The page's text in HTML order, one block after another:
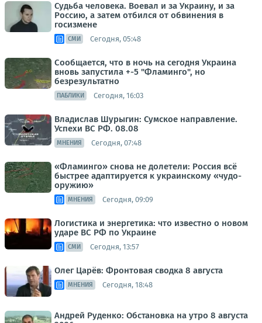
Судьба человека. Воевал и за Украину, и за
Россию, а затем отбился от обвинения в
госизмене
СМИ Сегодня, 05:48
Сообщается, что в ночь на сегодня Украина
вновь запустила +-5 "Фламинго", но
безрезультатно
ПАБЛИКИ Сегодня, 16:03
Владислав Шурыгин: Сумское направление.
Успехи ВС РФ. 08.08
МНЕНИЯ Сегодня, 07:48
«Фламинго» снова не долетели: Россия всё
быстрее адаптируется к украинскому «чудо-
оружию»
МНЕНИЯ Сегодня, 09:09
Логистика и энергетика: что известно о новом
ударе ВС РФ по Украине
СМИ Сегодня, 13:57
Олег Царёв: Фронтовая сводка 8 августа
МНЕНИЯ Сегодня, 18:48
Андрей Руденко: Обстановка на утро 8 августа